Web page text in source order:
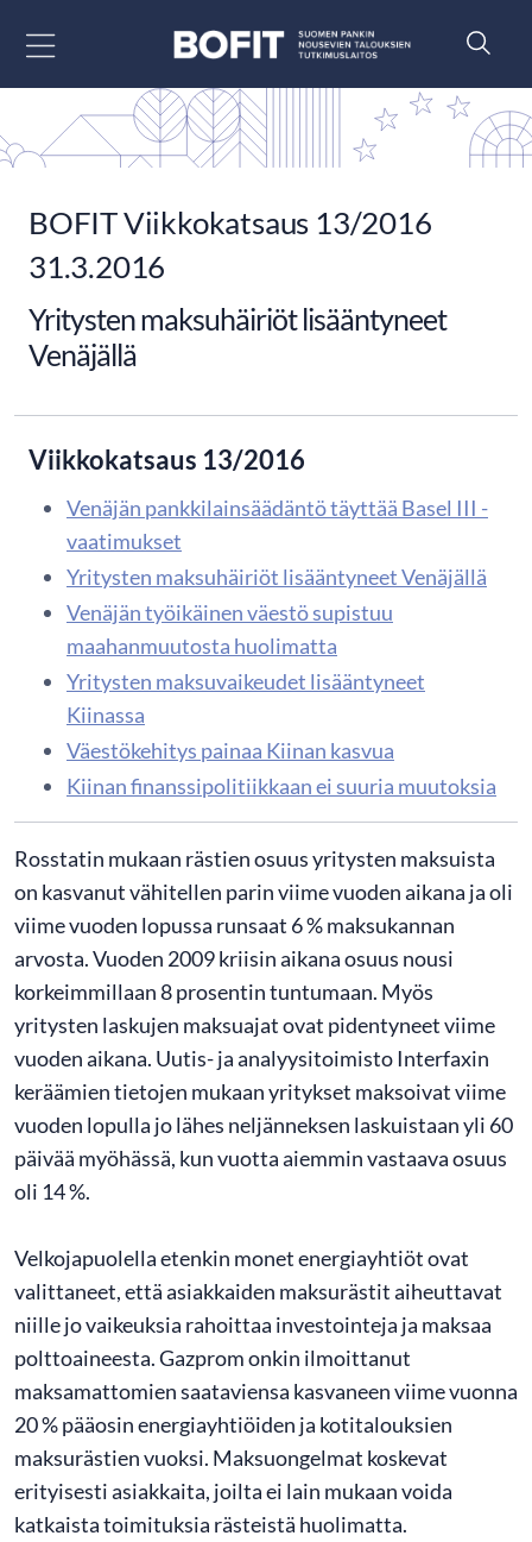
BOFIT Viikkokatsaus 13/2016
31.3.2016
Yritysten maksuhäiriöt lisääntyneet
Venäjällä
Viikkokatsaus 13/2016
Venäjän pankkilainsäädäntö täyttää Basel III -
vaatimukset
Yritysten maksuhäiriöt lisääntyneet Venäjällä
Venäjän työikäinen väestö supistuu
maahanmuutosta huolimatta
Yritysten maksuvaikeudet lisääntyneet
Kiinassa
Väestökehitys painaa Kiinan kasvua
Kiinan finanssipolitiikkaan ei suuria muutoksia
Rosstatin mukaan rästien osuus yritysten maksuista
on kasvanut vähitellen parin viime vuoden aikana ja oli
viime vuoden lopussa runsaat 6 % maksukannan
arvosta. Vuoden 2009 kriisin aikana osuus nousi
korkeimmillaan 8 prosentin tuntumaan. Myös
yritysten laskujen maksuajat ovat pidentyneet viime
vuoden aikana. Uutis- ja analyysitoimisto Interfaxin
keräämien tietojen mukaan yritykset maksoivat viime
vuoden lopulla jo lähes neljänneksen laskuistaan yli 60
päivää myöhässä, kun vuotta aiemmin vastaava osuus
oli 14 %.
Velkojapuolella etenkin monet energiayhtiöt ovat
valittaneet, että asiakkaiden maksurästit aiheuttavat
niille jo vaikeuksia rahoittaa investointeja ja maksaa
polttoaineesta. Gazprom onkin ilmoittanut
maksamattomien saataviensa kasvaneen viime vuonna
20 % pääosin energiayhtiöiden ja kotitalouksien
maksurästien vuoksi. Maksuongelmat koskevat
erityisesti asiakkaita, joilta ei lain mukaan voida
katkaista toimituksia rästeistä huolimatta.